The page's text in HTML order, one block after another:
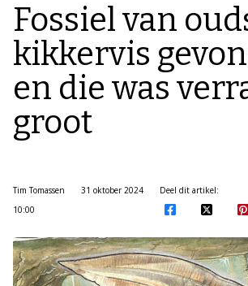
Fossiel van
kikkervis
en die was
groot
Tim Tomassen
31 oktober 2024
10:00
Deel dit artikel: